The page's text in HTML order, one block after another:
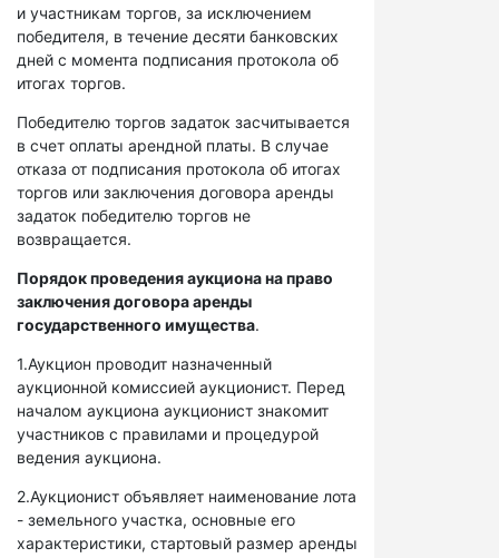
и участникам торгов, за исключением
победителя, в течение десяти банковских
дней с момента подписания протокола об
итогах торгов.
Победителю торгов задаток засчитывается
в счет оплаты арендной платы. В случае
отказа от подписания протокола об итогах
торгов или заключения договора аренды
задаток победителю торгов не
возвращается.
Порядок проведения аукциона на право
заключения договора аренды
государственного имущества.
1.Аукцион проводит назначенный
аукционной комиссией аукционист. Перед
началом аукциона аукционист знакомит
участников с правилами и процедурой
ведения аукциона.
2.Аукционист объявляет наименование лота
- земельного участка, основные его
характеристики, стартовый размер аренды